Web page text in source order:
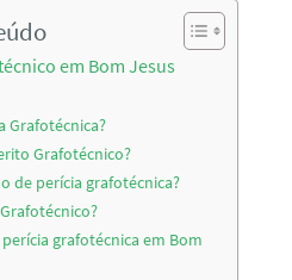
em Bom Jesus
Grafotécnica?
Grafotécnico?
de perícia grafotécnica?
grafotécnica em Bom